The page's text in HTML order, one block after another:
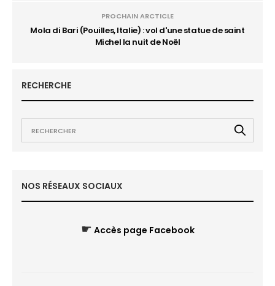
PROCHAIN ARCTICLE
Mola di Bari (Pouilles, Italie) : vol d'une statue de saint
Michel la nuit de Noël
RECHERCHE
NOS RÉSEAUX SOCIAUX
☛ Accès page Facebook